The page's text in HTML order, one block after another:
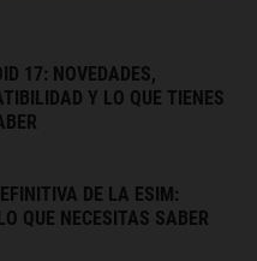
17: NOVEDADES,
Y LO QUE TIENES
DE LA ESIM:
QUE NECESITAS SABER